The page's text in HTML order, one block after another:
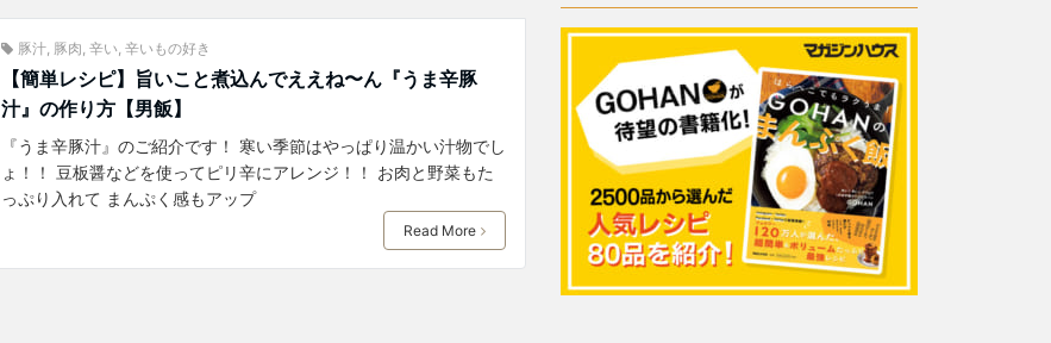
豚汁, 豚肉, 辛い, 辛いもの好き
【簡単レシピ】旨いこと煮込んでええね〜ん『うま辛豚
汁』の作り方【男飯】
『うま辛豚汁』のご紹介です！ 寒い季節はやっぱり温かい汁物でし
ょ！！ 豆板醤などを使ってピリ辛にアレンジ！！ お肉と野菜もた
っぷり入れて まんぷく感もアップ
Read More